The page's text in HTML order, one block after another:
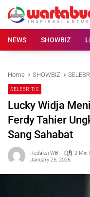
content
NEWS
SHOWBIZ
Home SHOWBIZ
SELEBRITIS
Lucky Widja
Ferdy Tahier
Sang Sahabat
Redaksi WB
2 Min
January 26, 2026